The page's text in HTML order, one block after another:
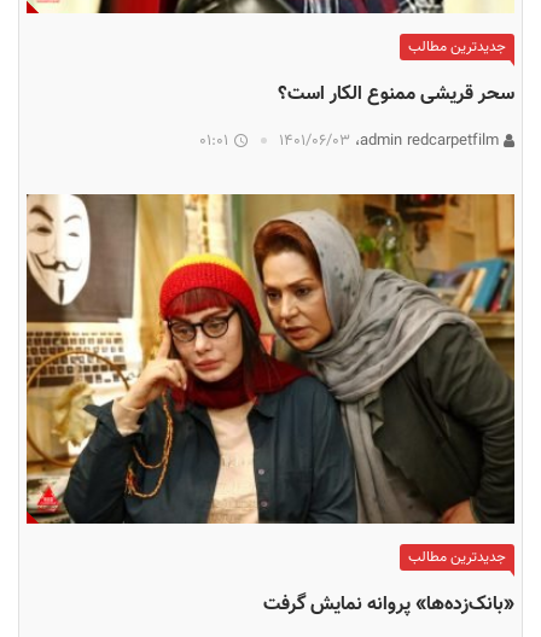
جدیدترین مطالب
سحر قریشی ممنوع الکار است؟
۱۴۰۱/۰۶/۰۳ 01:01
جدیدترین مطالب
«بانک‌زده‌ها» پروانه نمایش گرفت